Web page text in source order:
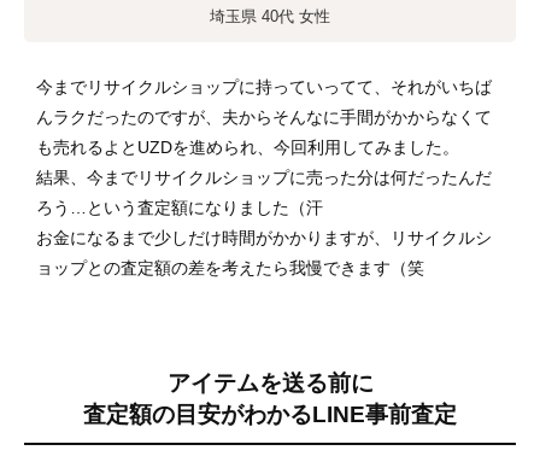
埼玉県 40代 女性
今までリサイクルショップに持っていってて、それがいちば
んラクだったのですが、夫からそんなに手間がかからなくて
も売れるよとUZDを進められ、今回利用してみました。
結果、今までリサイクルショップに売った分は何だったんだ
ろう…という査定額になりました（汗
お金になるまで少しだけ時間がかかりますが、リサイクルシ
ョップとの査定額の差を考えたら我慢できます（笑
アイテムを送る前に
査定額の目安がわかるLINE事前査定